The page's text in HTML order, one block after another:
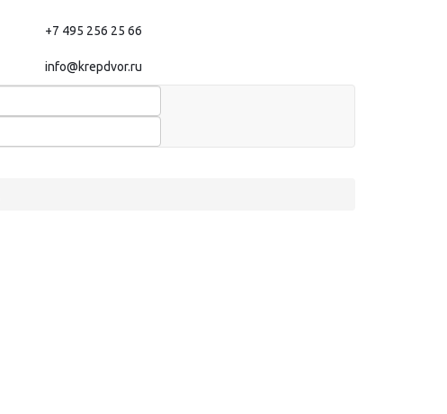
+7 495 256 25 66
info@krepdvor.ru